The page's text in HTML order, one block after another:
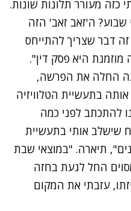
כזה מעורר תלונות שונות.
שבוע? ה'זאב זאב' הזה
זה דבר שצריך להתייחס
מוזמנת היא פסק דין".
17, שתלונתה החלה את הפרשה,
בתעשיית הטלוויזיה
להתכתב לפני כמה
שישלב אותי בתעשיית
תיארה. "במוצאי שבת
החל לגעת בחזה
עזבתי את המקום